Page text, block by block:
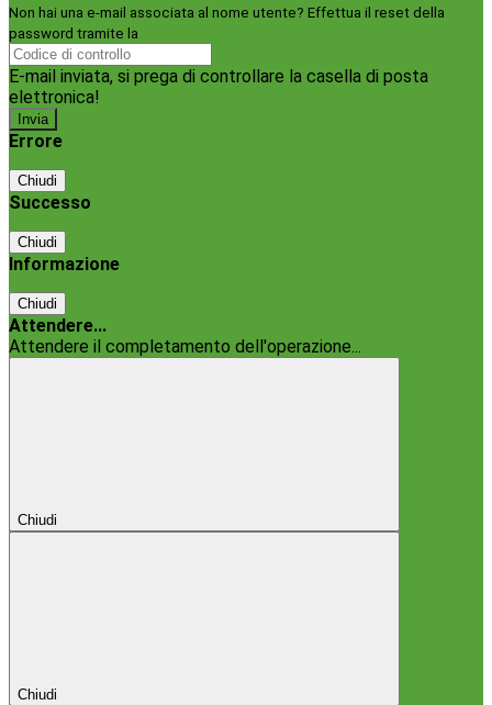
Non hai una e-mail associata al nome utente? Effettua il reset della
password tramite la
E-mail inviata, si prega di controllare la casella di posta
elettronica!
Errore
Chiudi
Successo
Chiudi
Informazione
Chiudi
Attendere...
Attendere il completamento dell'operazione...
Chiudi
Chiudi